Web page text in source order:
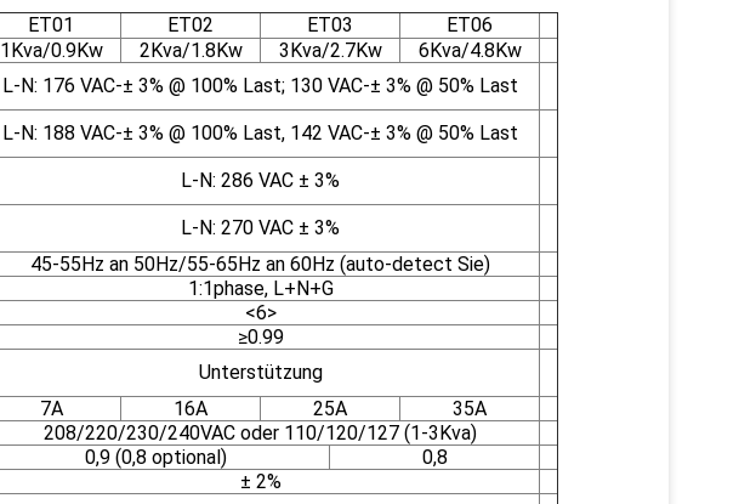
ET01 ET02 ET03
ET06
1Kva/0.9Kw 2Kva/1.8Kw 3Kva/2.7Kw 6Kva/4.8Kw
L-N: 176 VAC-± 3% @ 100% Last; 130 VAC-± 3% @ 50% Last
L-N: 188 VAC-± 3% @ 100% Last, 142 VAC-± 3% @ 50% Last
L-N: 286 VAC ± 3%
L-N: 270 VAC ± 3%
45-55Hz an 50Hz/55-65Hz an 60Hz (auto-detect Sie)
1:1phase, L+N+G
<6>
≥0.99
Unterstützung
7A 16A 25A 35A
208/220/230/240VAC oder 110/120/127 (1-3Kva)
0,9 (0,8 optional)
0,8
± 2%